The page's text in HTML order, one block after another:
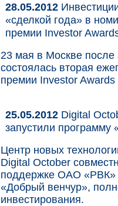
28.05.2012
«сделкой года» в
премии Investor
23 мая в Москве
состоялась вторая
премии Investor Awards
25.05.2012 Digital
запустили программу
Центр новых
Digital October
поддержке ОАО «РВК»
«Добрый венчур»,
инвестирования.